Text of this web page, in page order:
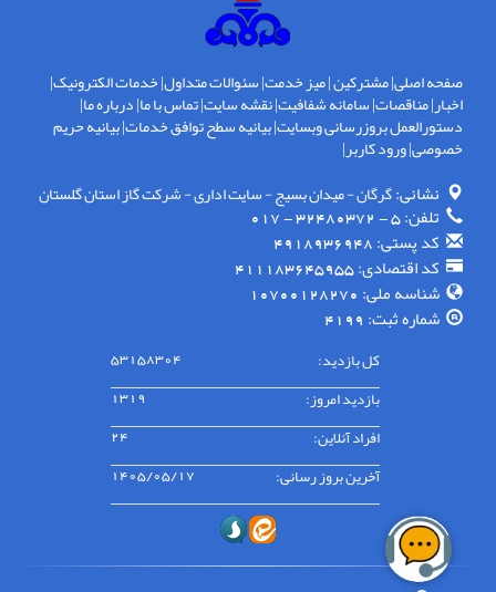
صفحه اصلی|مشترکین|میز خدمت|سئوالات متداول|خدمات الکترونیک|
اخبار|مناقصات|سامانه شفافیت|نقشه سایت|تماس با ما|درباره ما|
دستورالعمل بروزرسانی وبسایت|بیانیه سطح توافق خدمات|بیانیه حریم
خصوصی|ورود کاربر|
نشانی:گرگان - ميدان بسيج - سايت اداری - شركت گاز استان گلستان
تلفن: 5 - 32480372 - 017
کد پستی: 4918936948
کد اقتصادی: 411183645955
شناسه ملی: 10700128270
شماره ثبت: 4199
کل بازدید: 53158304
بازدید امروز: 1319
افراد آنلاین: 24
آخرین بروز رسانی: 1405/05/17